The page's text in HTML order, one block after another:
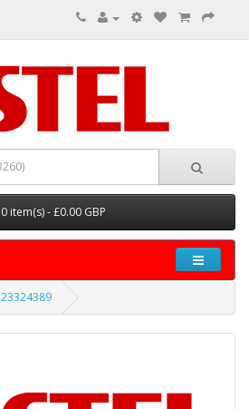
0 item(s) - £0.00 GBP
23324389